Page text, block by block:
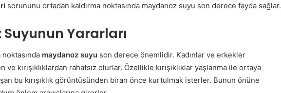
sorununu ortadan kaldırma noktasında maydanoz suyu son derece fayda sağlar.
Yararları
noktasında maydanoz suyu son derece önemlidir. Kadınlar ve erkekler
kırışıklıklardan rahatsız olurlar. Özellikle kırışıklıklar yaşlanma ile ortaya
bu kırışıklık görüntüsünden biran önce kurtulmak isterler. Bunun önüne